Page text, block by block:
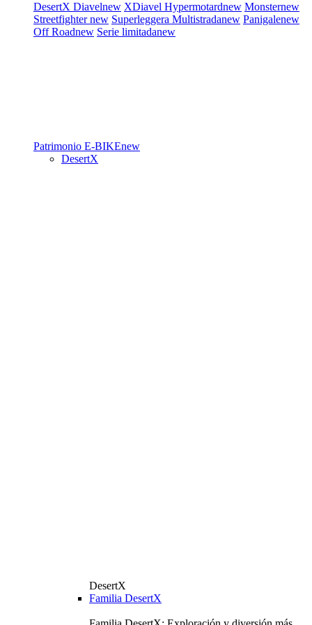
DesertX Diavelnew XDiavel Hypermotardnew Monsternew
Streetfighternew Superleggera Multistradanew Panigalenew
Off Roadnew Serie limitadanew
Patrimonio E-BIKEnew
DesertX
DesertX
Familia DesertX